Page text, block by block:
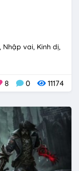
Nhập vai Kinh dị
8 0 11174